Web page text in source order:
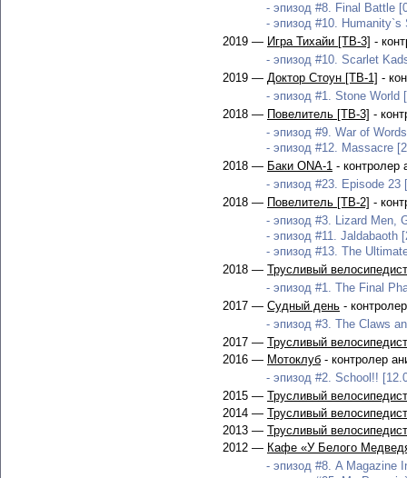
- эпизод #8. Final Battle
- эпизод #10. Humanity`s
2019 — Игра Тихайи [ТВ-3] -
- эпизод #10. Scarlet
2019 — Доктор Стоун [ТВ-1] -
- эпизод #1. Stone World
2018 — Повелитель [ТВ-3] -
- эпизод #9. War of
- эпизод #12. Massacre
2018 — Баки ONA-1 - контролер
- эпизод #23. Episode 23
2018 — Повелитель [ТВ-2] -
- эпизод #3. Lizard Men,
- эпизод #11. Jaldabaoth
- эпизод #13. The
2018 — Трусливый
- эпизод #1. The Final
2017 — Судный день -
- эпизод #3. The Claws
2017 — Трусливый
2016 — Мотоклуб - контролер
- эпизод #2. School!!
2015 — Трусливый
2014 — Трусливый
2013 — Трусливый
2012 — Кафе «У Белого
- эпизод #8. A Magazine